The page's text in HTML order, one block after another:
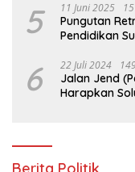
5 11 Juni 2025
Pungutan
Pendidikan
6 22 Juli 2024
Jalan Jend
Harapkan